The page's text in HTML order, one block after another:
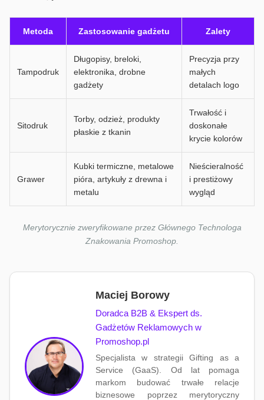
Metoda Zastosowanie gadżetu Zalety
Tampodruk
Długopisy, breloki,
elektronika, drobne
gadżety
Precyzja przy
małych
detalach logo
Sitodruk
Torby, odzież, produkty
płaskie z tkanin
Trwałość i
doskonałe
krycie kolorów
Grawer
Kubki termiczne, metalowe
pióra, artykuły z drewna i
metalu
Nieścieralność
i prestiżowy
wygląd
Merytorycznie zweryfikowane przez Głównego Technologa
Znakowania Promoshop.
Maciej Borowy
Doradca B2B & Ekspert ds.
Gadżetów Reklamowych w
Promoshop.pl
Specjalista w strategii Gifting as a
Service (GaaS). Od lat pomaga
markom budować trwałe relacje
biznesowe poprzez merytoryczny